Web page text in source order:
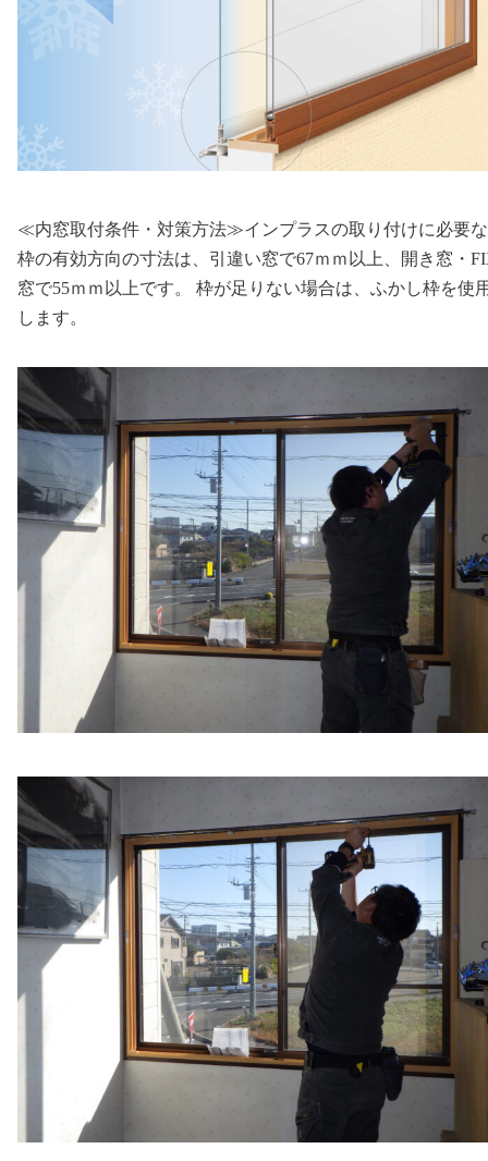
≪内窓取付条件・対策方法≫インプラスの取り付けに必要
枠の有効方向の寸法は、引違い窓で67ｍｍ以上、開き窓・
窓で55ｍｍ以上です。 枠が足りない場合は、ふかし枠を使
します。